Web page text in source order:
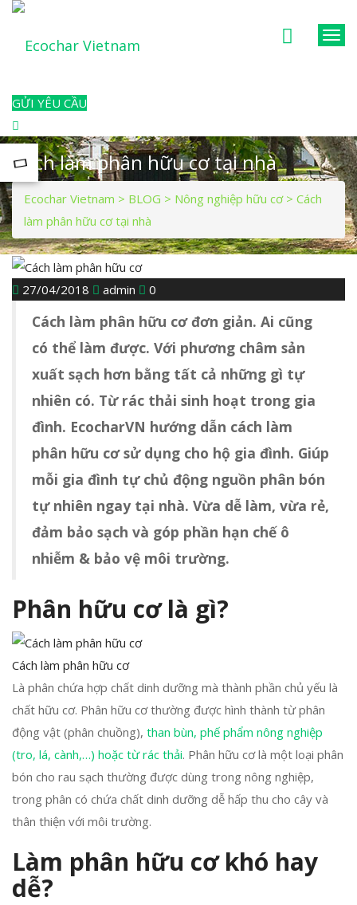
T
e
n
i
GỬI YÊU CẦU
Cách làm phân hữu cơ tại nhà
Ecochar Vietnam > BLOG > Nông nghiệp hữu cơ> Cách
làm phân hữu cơ tại nhà
27/04/2018 admin 0
Cách làm phân hữu cơ đơn giản. Ai cũng
có thể làm được. Với phương châm sản
xuất sạch hơn bằng tất cả những gì tự
nhiên có. Từ rác thải sinh hoạt trong gia
đình. EcocharVN hướng dẫn cách làm
phân hữu cơ sử dụng cho hộ gia đình. Giúp
mỗi gia đình tự chủ động nguồn phân bón
tự nhiên ngay tại nhà. Vừa dễ làm, vừa rẻ,
đảm bảo sạch và góp phần hạn chế ô
nhiễm & bảo vệ môi trường.
Phân hữu cơ là gì?
Cách làm phân hữu cơ
Là phân chứa hợp chất dinh dưỡng mà thành phần chủ yếu là
chất hữu cơ. Phân hữu cơ thường được hình thành từ phân
động vật (phân chuồng), than bùn, phế phẩm nông nghiệp
(tro, lá, cành,…) hoặc từ rác thải. Phân hữu cơ là một loại phân
bón cho rau sạch thường được dùng trong nông nghiệp,
trong phân có chứa chất dinh dưỡng dễ hấp thu cho cây và
thân thiện với môi trường.
Làm phân hữu cơ khó hay
dễ?